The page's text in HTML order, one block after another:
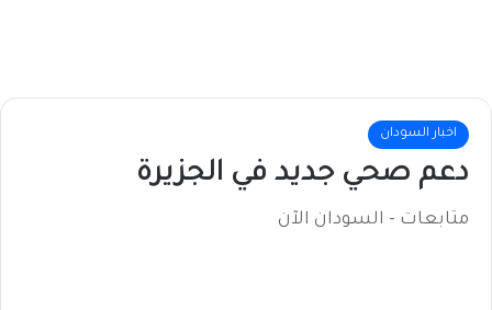
اخبار السودان
دعم صحي جديد في الجزيرة
متابعات - السودان الآن